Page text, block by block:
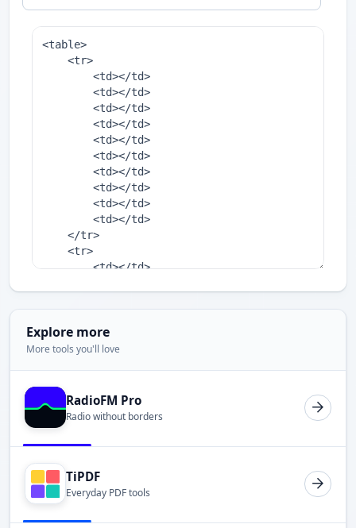
Explore more
More tools you'll love
RadioFM Pro
Radio without borders
TiPDF
Everyday PDF tools